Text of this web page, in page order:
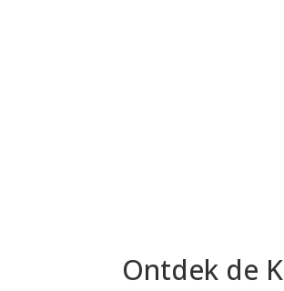
Ontdek de